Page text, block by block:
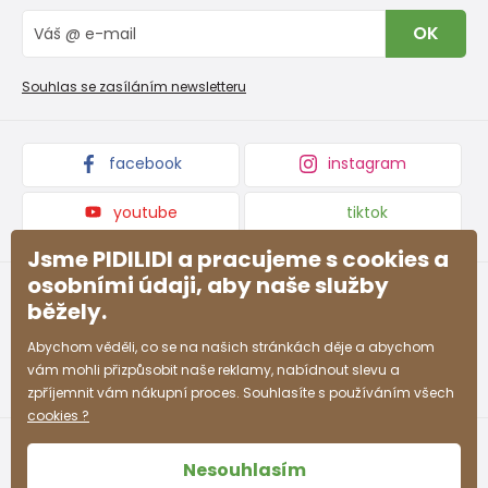
Vrácení zboží a reklamace
Reklamační řád
Blog
Velkoobchod PiDiLiDi
Affiliate program
Kolekce zboží
OK
Souhlas se zasíláním newsletteru
facebook instagram
youtube tiktok
Jsme PIDILIDI a pracujeme s cookies a
osobními údaji, aby naše služby
běžely.
Abychom věděli, co se na našich stránkách děje a abychom
vám mohli přizpůsobit naše reklamy, nabídnout slevu a
zpříjemnit vám nákupní proces. Souhlasíte s používáním všech
cookies ?
Nesouhlasím